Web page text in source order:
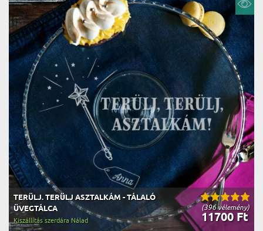
(396 vélemény)
TERÜLJ. TERÜLJ ASZTALKÁM - TÁLALÓ
ÜVEGTÁLCA
11700 Ft
Kiszállítás szerdára Nálad